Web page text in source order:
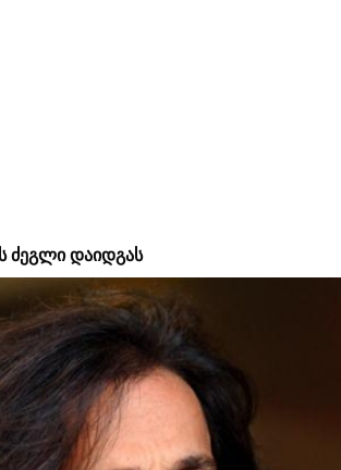
ძეგლი დაიდგას